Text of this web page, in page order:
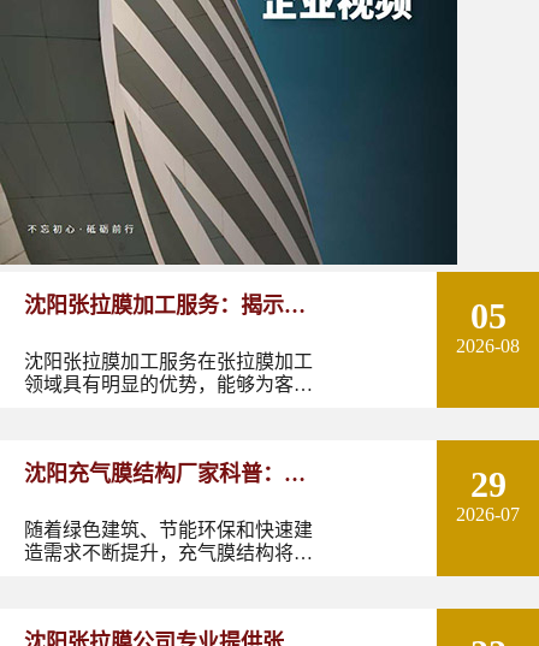
沈阳张拉膜加工服务：揭示张
拉膜加工的实用优势
沈阳张拉膜加工服务在张拉膜加工
领域具有明显的优势，能够为客户
发出独特的魅力。
05
2026-08
沈阳充气膜结构厂家科普：了
解充气膜建筑优势、价格及应
用领域
随着绿色建筑、节能环保和快速建
造需求不断提升，充气膜结构将在
29
2026-07